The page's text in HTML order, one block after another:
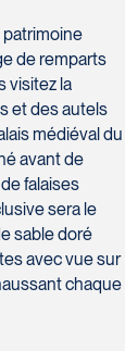
de remparts
visitez la
et des autels
médiéval du
avant de
falaises
sera le
sable doré
avec vue sur
chaque